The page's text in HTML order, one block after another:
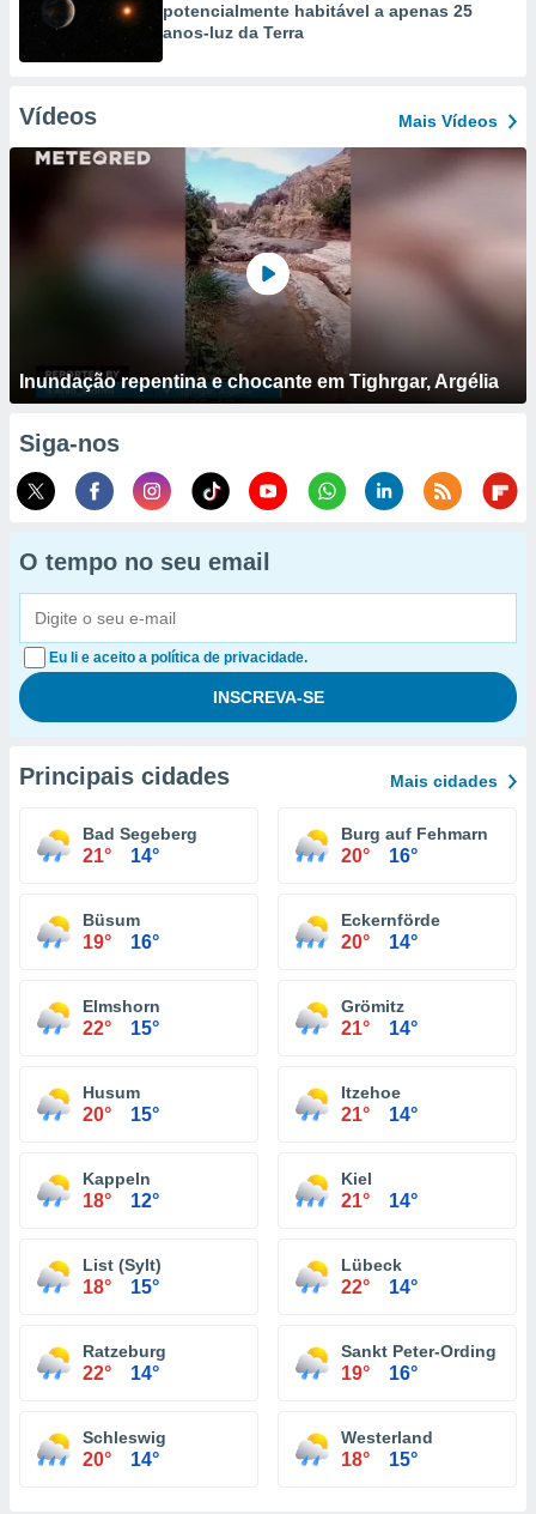
potencialmente habitável a apenas 25
anos-luz da Terra
Vídeos Mais Vídeos
Inundação repentina e chocante em Tighrgar, Argélia
Siga-nos
O tempo no seu email
Eu li e aceito a política de privacidade.
Principais cidades Mais cidades
Bad Segeberg
21° 14°
Burg auf Fehmarn
20° 16°
Büsum
19° 16°
Eckernförde
20° 14°
Elmshorn
22° 15°
Grömitz
21° 14°
Husum
20° 15°
Itzehoe
21° 14°
Kappeln
18° 12°
Kiel
21° 14°
List (Sylt)
18° 15°
Lübeck
22° 14°
Ratzeburg
22° 14°
Sankt Peter-Ording
19° 16°
Schleswig
20° 14°
Westerland
18° 15°